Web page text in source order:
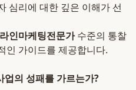
심리에 대한 깊은 이해가 선
인마케팅전문가수준의 통찰
인 가이드를 제공합니다.
의 성패를 가르는가?